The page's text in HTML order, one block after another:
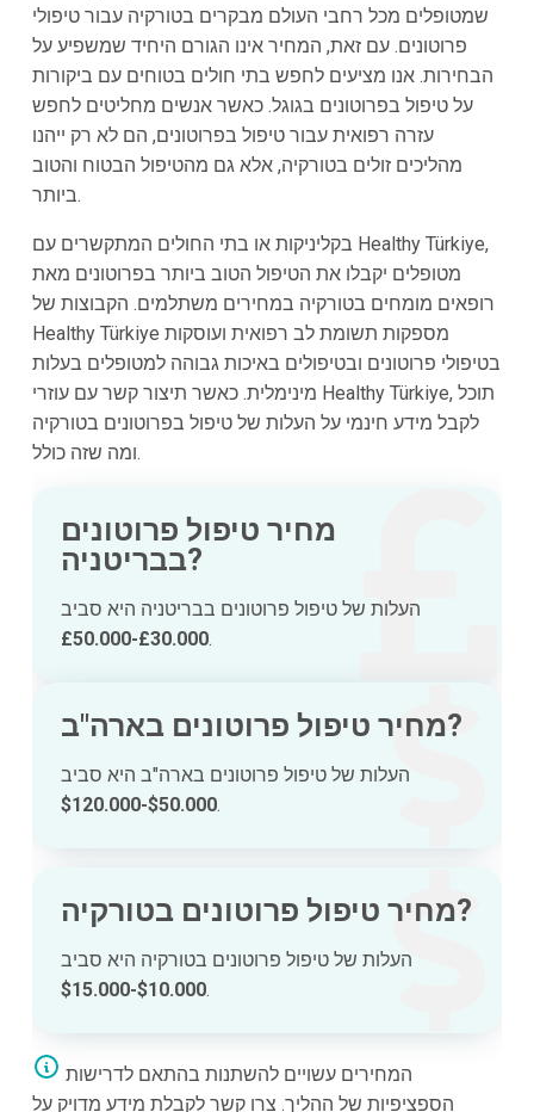
שמטופלים מכל רחבי העולם מבקרים בטורקיה עבור טיפולי
פרוטונים. עם זאת, המחיר אינו הגורם היחיד שמשפיע על
הבחירות. אנו מציעים לחפש בתי חולים בטוחים עם ביקורות
על טיפול בפרוטונים בגוגל. כאשר אנשים מחליטים לחפש
עזרה רפואית עבור טיפול בפרוטונים, הם לא רק ייהנו
מהליכים זולים בטורקיה, אלא גם מהטיפול הבטוח והטוב
ביותר.
בקליניקות או בתי החולים המתקשרים עם Healthy Türkiye,
מטופלים יקבלו את הטיפול הטוב ביותר בפרוטונים מאת
רופאים מומחים בטורקיה במחירים משתלמים. הקבוצות של
Healthy Türkiye מספקות תשומת לב רפואית ועוסקות
בטיפולי פרוטונים ובטיפולים באיכות גבוהה למטופלים בעלות
מינימלית. כאשר תיצור קשר עם עוזרי Healthy Türkiye, תוכל
לקבל מידע חינמי על העלות של טיפול בפרוטונים בטורקיה
ומה שזה כולל.
מחיר טיפול פרוטונים
בבריטניה?
העלות של טיפול פרוטונים בבריטניה היא סביב
£30.000-£50.000.
מחיר טיפול פרוטונים בארה"ב?
העלות של טיפול פרוטונים בארה"ב היא סביב
$50.000-$120.000.
מחיר טיפול פרוטונים בטורקיה?
העלות של טיפול פרוטונים בטורקיה היא סביב
$10.000-$15.000.
הספציפיות של ההליך. צרו קשר לקבלת מידע מדויק על